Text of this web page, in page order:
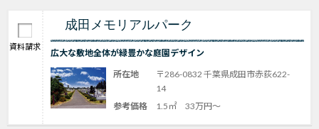
資料請求
成田メモリアルパーク
広大な敷地全体が緑豊かな庭園デザイン
所在地
〒286-0832 千葉県成田市赤荻622-
14
参考価格
1.5㎡ 33万円～